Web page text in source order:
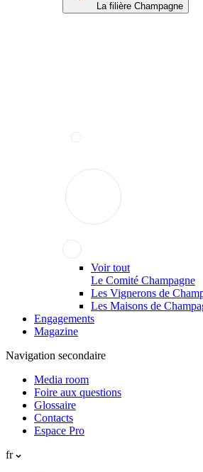
La filière Champagne
Voir tout
Le Comité Champagne
Les Vignerons de
Les Maisons de
Engagements
Magazine
Navigation secondaire
Media room
Foire aux questions
Glossaire
Contacts
Espace Pro
fr